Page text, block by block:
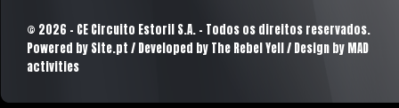
© 2026 - CE Circuito Estoril S.A. - Todos os direitos reservados.
Powered by Site.pt / Developed by The Rebel Yell / Design by MAD
activities